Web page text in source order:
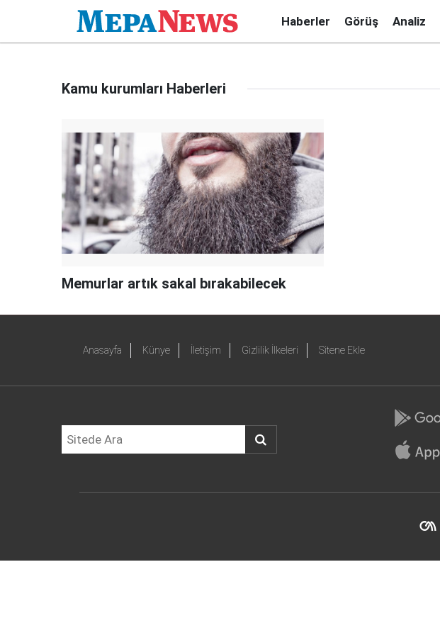
Haberler Görüş Analiz
Kamu kurumları Haberleri
Memurlar artık sakal bırakabilecek
Anasayfa Künye İletişim Gizlilik İlkeleri Sitene Ekle